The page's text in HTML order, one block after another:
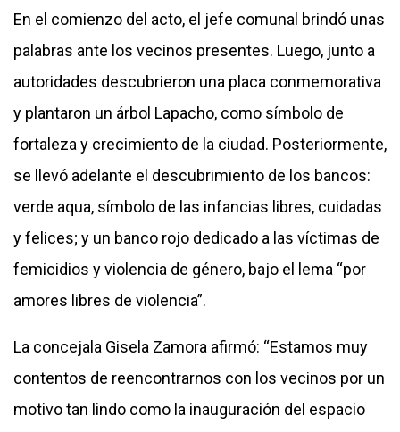
En el comienzo del acto, el jefe comunal brindó unas
palabras ante los vecinos presentes. Luego, junto a
autoridades descubrieron una placa conmemorativa
y plantaron un árbol Lapacho, como símbolo de
fortaleza y crecimiento de la ciudad. Posteriormente,
se llevó adelante el descubrimiento de los bancos:
verde aqua, símbolo de las infancias libres, cuidadas
y felices; y un banco rojo dedicado a las víctimas de
femicidios y violencia de género, bajo el lema “por
amores libres de violencia”.
La concejala Gisela Zamora afirmó: “Estamos muy
contentos de reencontrarnos con los vecinos por un
motivo tan lindo como la inauguración del espacio